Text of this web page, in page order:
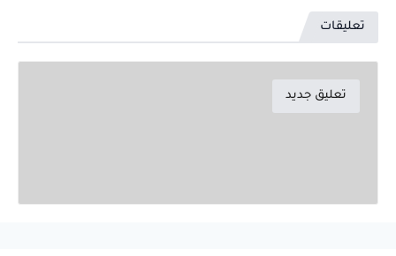
تعليقات
تعليق جديد